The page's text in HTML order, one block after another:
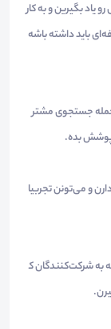
بگیرین و به کار
باید داشته باشه
جمله جستجوی مشتر
پوشش بده.
و می‌تونن تجربیا
به شرکت‌کنندگان ک